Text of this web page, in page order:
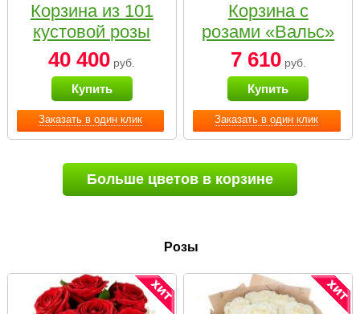
Заказать в один клик
Корзина из 101
кустовой розы
нежных тонов
40 400 руб.
Купить
Заказать в один клик
Корзина с
розами «Вальс»
7 610руб.
Купить
Больше цветов в корзине
Розы